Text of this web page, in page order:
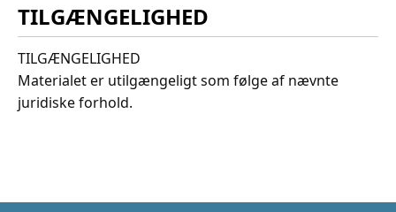
TILGÆNGELIGHED
TILGÆNGELIGHED
Materialet er utilgængeligt som følge af nævnte
juridiske forhold.